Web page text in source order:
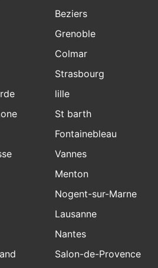
Beziers
Grenoble
Colmar
Strasbourg
lille
St barth
Fontainebleau
Vannes
Menton
Nogent-sur-Marne
Lausanne
Nantes
Salon-de-Provence